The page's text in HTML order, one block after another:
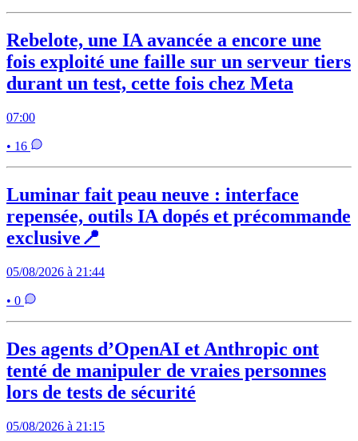
Rebelote, une IA avancée a encore une
fois exploité une faille sur un serveur tiers
durant un test, cette fois chez Meta
07:00
• 16
Luminar fait peau neuve : interface
repensée, outils IA dopés et précommande
exclusive📍
05/08/2026 à 21:44
• 0
Des agents d’OpenAI et Anthropic ont
tenté de manipuler de vraies personnes
lors de tests de sécurité
05/08/2026 à 21:15